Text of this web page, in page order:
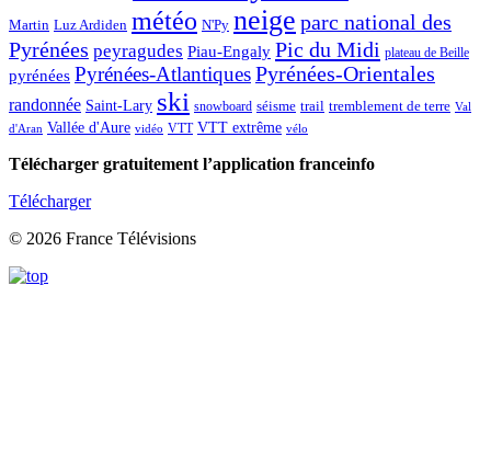
Martin Luz Ardiden météo N'Py neige parc national des
Pyrénées peyragudes Piau-Engaly Pic du Midi plateau de Beille
pyrénées Pyrénées-AtlantiquesPyrénées-Orientales
randonnée Saint-Lary ski snowboard séisme trail tremblement de terre Val
d'Aran Vallée d'Aure vidéo VTT VTT extrême vélo
Télécharger gratuitement l’application franceinfo
Télécharger
© 2026 France Télévisions